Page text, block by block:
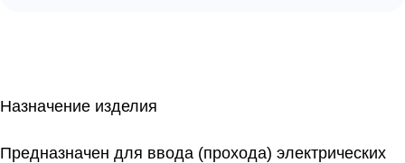
Назначение изделия
Предназначен для ввода (прохода) электрических